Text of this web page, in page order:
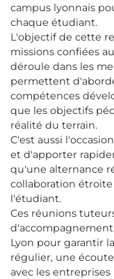
campus lyonnais
chaque étudiant.
L'objectif de cette
missions confiées
déroule dans les
permettent
compétences
que les objectifs
réalité du terrain.
C'est aussi
et d'apporter
qu'une alternance
collaboration
l'étudiant.
Ces réunions
d'accompagnement
Lyon pour garantir
régulier, une
avec les